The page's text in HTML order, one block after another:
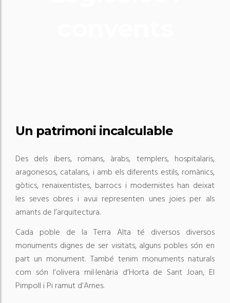
Un patrimoni incalculable
Des dels ibers, romans, àrabs, templers, hospitalaris,
aragonesos, catalans, i amb els diferents estils, romànics,
gòtics, renaixentistes, barrocs i modernistes han deixat
les seves obres i avui representen unes joies per als
amants de l’arquitectura.
Cada poble de la Terra Alta té diversos diversos
monuments dignes de ser visitats, alguns pobles són en
part un monument. També tenim monuments naturals
com són l’olivera mil·lenària d’Horta de Sant Joan, El
Pimpoll i Pi ramut d’Arnes.